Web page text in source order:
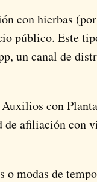
con hierbas
público. Este
un canal de
con
afiliación con
o modas de